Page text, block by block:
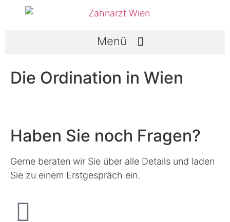
Die Ordination in Wien
Haben Sie noch Fragen?
Gerne beraten wir Sie über alle Details und laden
Sie zu einem Erstgespräch ein.